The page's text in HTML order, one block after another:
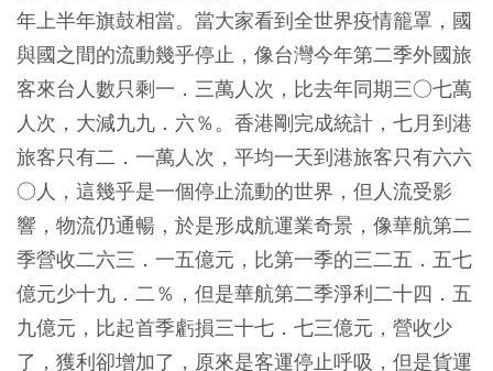
年上半年旗鼓相當。當大家看到全世界疫情籠罩，國
與國之間的流動幾乎停止，像台灣今年第二季外國旅
客來台人數只剩一．三萬人次，比去年同期三○七萬
人次，大減九九．六％。香港剛完成統計，七月到港
旅客只有二．一萬人次，平均一天到港旅客只有六六
○人，這幾乎是一個停止流動的世界，但人流受影
響，物流仍通暢，於是形成航運業奇景，像華航第二
季營收二六三．一五億元，比第一季的三二五．五七
億元少十九．二％，但是華航第二季淨利二十四．五
九億元，比起首季虧損三十七．七三億元，營收少
了，獲利卻增加了，原來是客運停止呼吸，但是貨運